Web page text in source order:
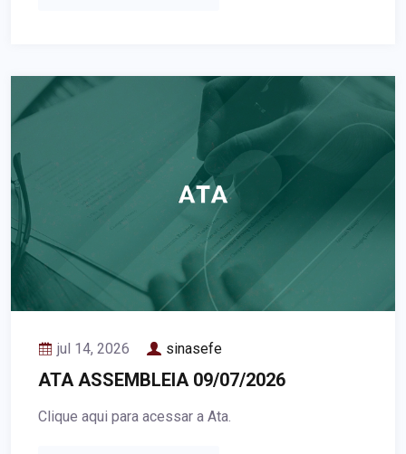
jul 14, 2026 sinasefe
ATA ASSEMBLEIA 09/07/2026
Clique aqui para acessar a Ata.